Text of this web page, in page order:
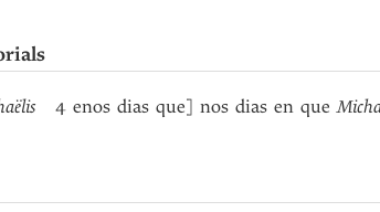
4 enos dias que] nos dias en que